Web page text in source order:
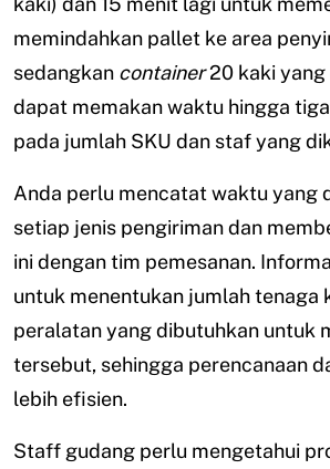
memindahkan pallet ke area
sedangkan container20 kaki
dapat memakan waktu hingga
pada jumlah SKU dan staf yang
Anda perlu mencatat waktu yang
setiap jenis pengiriman dan
ini dengan tim pemesanan.
untuk menentukan jumlah tenaga
peralatan yang dibutuhkan untuk
tersebut, sehingga perencanaan
lebih efisien.
Staff gudang perlu mengetahui